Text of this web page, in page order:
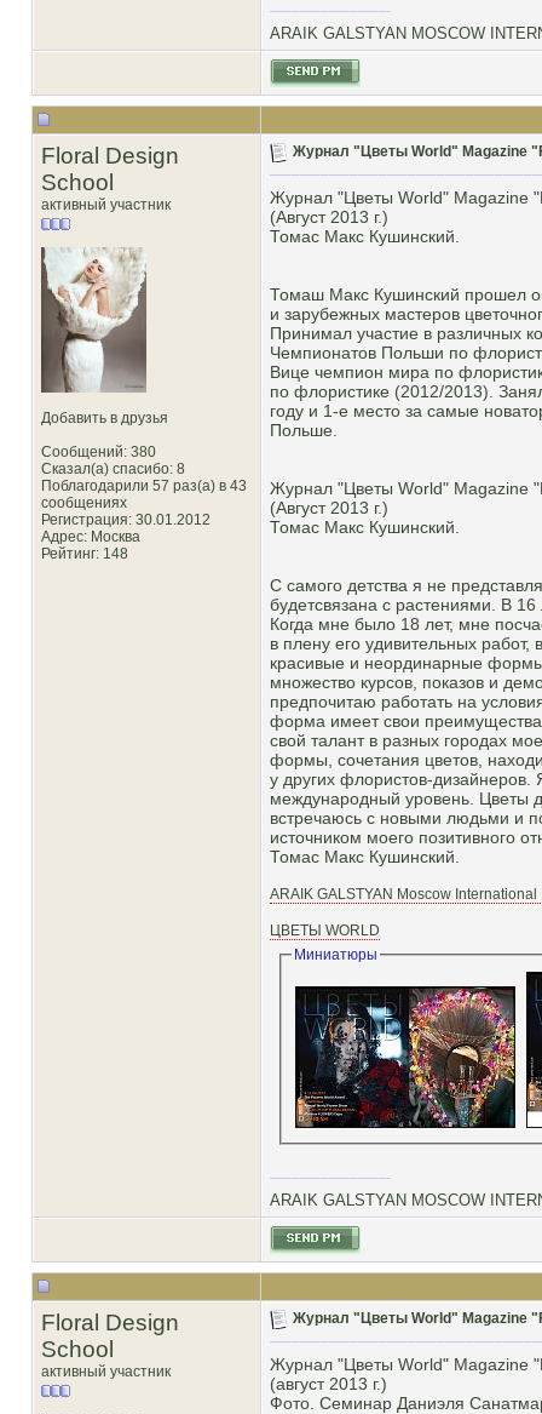
ARAIK GALSTYAN MOSCOW
Floral Design
School
активный участник
Добавить в друзья
Сообщений: 380
Сказал(а) спасибо: 8
Поблагодарили 57 раз(а) в 43
сообщениях
Регистрация: 30.01.2012
Адрес: Москва
Рейтинг: 148
Журнал "Цветы World" Magazine
Журнал "Цветы World" Magazine
(Август 2013 г.)
Томас Макс Кушинский.
Томаш Макс Кушинский прошел
и зарубежных мастеров
Принимал участие в различных
Чемпионатов Польши по
Вице чемпион мира по
по флористике (2012/2013).
году и 1-е место за самые
Польше.
Журнал "Цветы World" Magazine
(Август 2013 г.)
Томас Макс Кушинский.
С самого детства я не
будетсвязана с растениями. В
Когда мне было 18 лет, мне
в плену его удивительных
красивые и неординарные
множество курсов, показов и
предпочитаю работать на
форма имеет свои
свой талант в разных городах
формы, сочетания цветов,
у других флористов-
международный уровень. Цветы
встречаюсь с новыми людьми и
источником моего позитивного
Томас Макс Кушинский.
ARAIK GALSTYAN Moscow
ЦВЕТЫ WORLD
Миниатюры
ARAIK GALSTYAN MOSCOW
Floral Design
School
активный участник
Журнал "Цветы World" Magazine
Журнал "Цветы World" Magazine
(август 2013 г.)
Фото. Семинар Даниэля